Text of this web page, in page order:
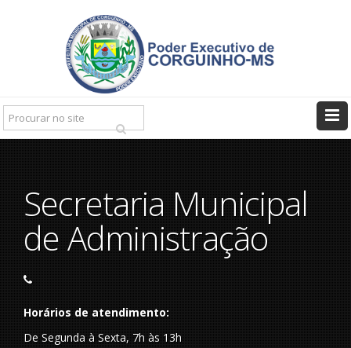
Pesquisar:
Secretaria Municipal
de Administração
Horários de atendimento:
De Segunda à Sexta, 7h às 13h